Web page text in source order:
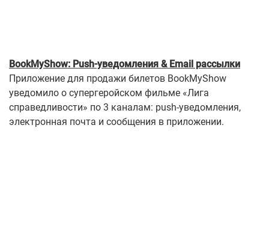
BookMyShow: Push-уведомления & Email рассылки
Приложение для продажи билетов BookMyShow
уведомило о супергеройском фильме «Лига
справедливости» по 3 каналам: push-уведомления,
электронная почта и сообщения в приложении.